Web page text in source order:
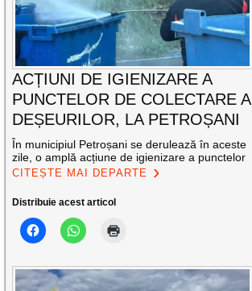
ACȚIUNI DE IGIENIZARE A
PUNCTELOR DE COLECTARE A
DEȘEURILOR, LA PETROȘANI
În municipiul Petroșani se derulează în aceste
zile, o amplă acțiune de igienizare a punctelor
CITEȘTE MAI DEPARTE
Distribuie acest articol